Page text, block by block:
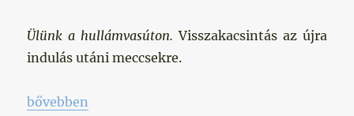
Ülünk a hullámvasúton.Visszakacsintás az újra
indulás utáni meccsekre.
„Ülünk a hullámvasúton”
bővebben